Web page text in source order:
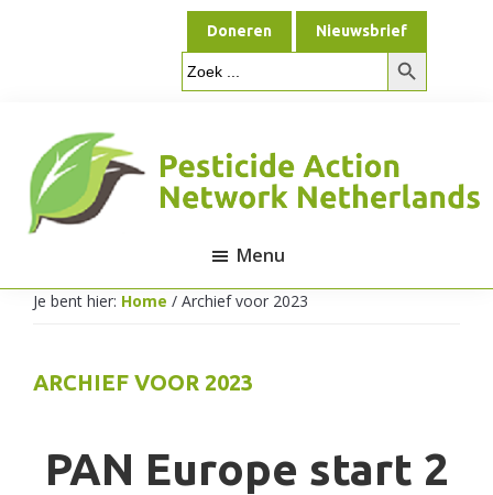
Doneren Nieuwsbrief
Zoek
naar:
Zoekknop
Pesticide
Action
Network
Menu
Je bent hier: Home / Archief voor 2023
ARCHIEF VOOR 2023
PAN Europe start 2